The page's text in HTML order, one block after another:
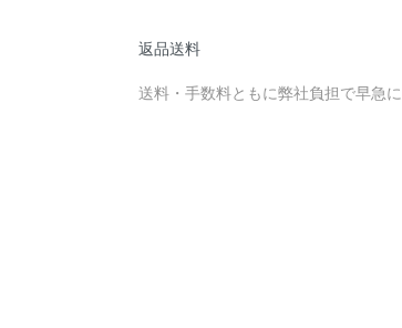
返品送料
送料・手数料ともに弊社負担で早急